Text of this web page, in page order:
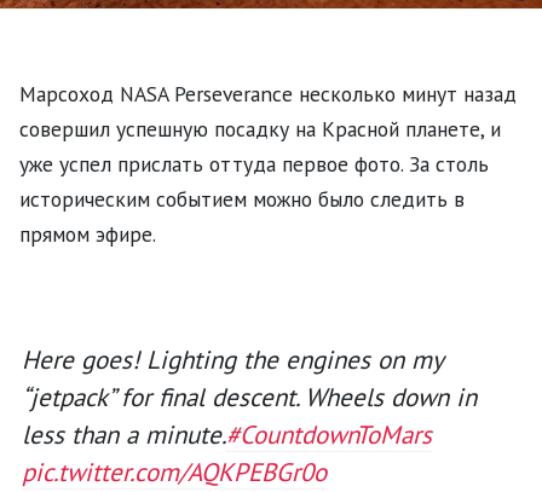
Марсоход NASA Perseverance несколько минут назад
совершил успешную посадку на Красной планете, и
уже успел прислать оттуда первое фото. За столь
историческим событием можно было следить в
прямом эфире.
Here goes! Lighting the engines on my
“jetpack” for final descent. Wheels down in
less than a minute.#CountdownToMars
pic.twitter.com/AQKPEBGr0o